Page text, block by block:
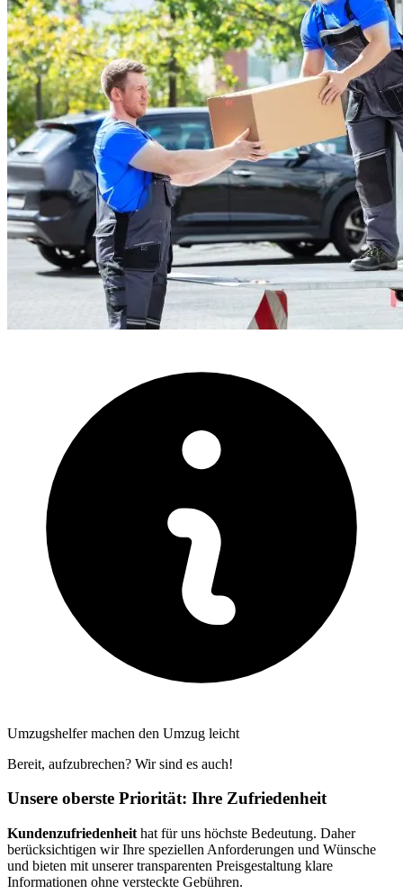
Umzugshelfer machen den Umzug leicht
Bereit, aufzubrechen? Wir sind es auch!
Unsere oberste Priorität: Ihre Zufriedenheit
Kundenzufriedenheit hat für uns höchste Bedeutung. Daher
berücksichtigen wir Ihre speziellen Anforderungen und Wünsche
und bieten mit unserer transparenten Preisgestaltung klare
Informationen ohne versteckte Gebühren.